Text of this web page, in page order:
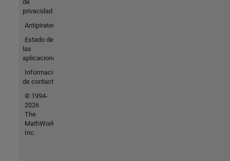
de
privacidad
Antipiratería
Estado de
las
aplicaciones
Información
de contacto
© 1994-
2026
The
MathWorks,
Inc.